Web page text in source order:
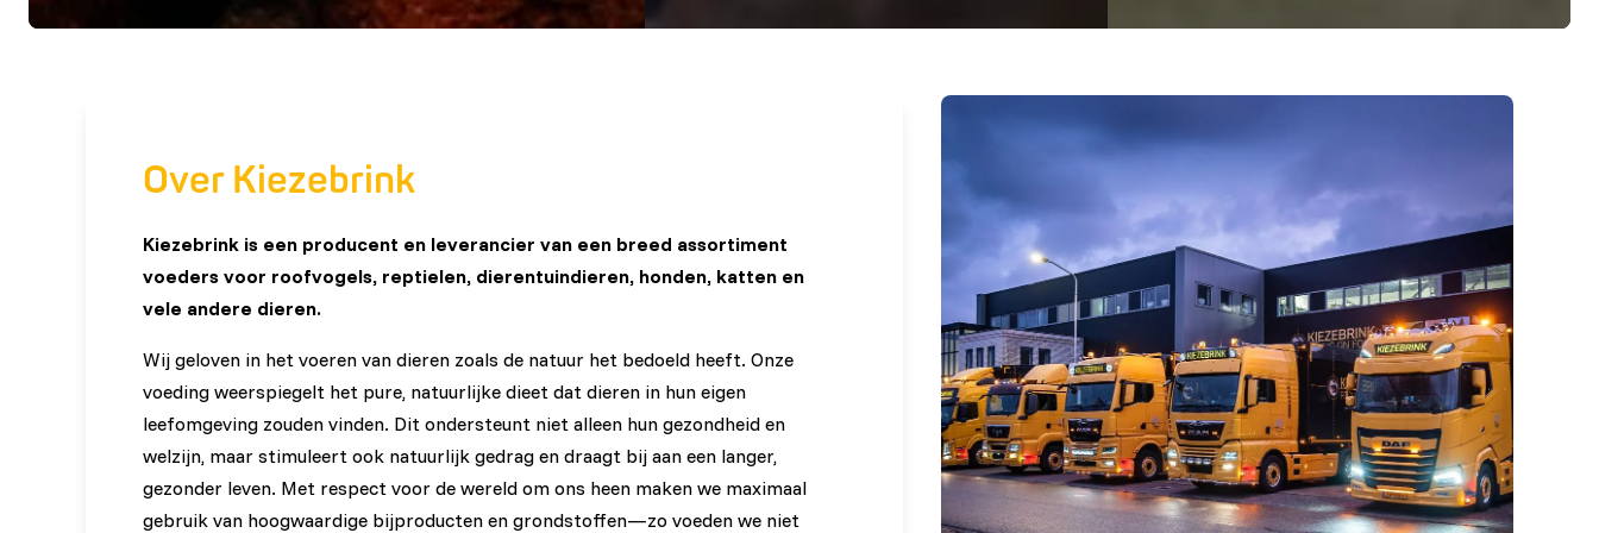
Over Kiezebrink
Kiezebrink is een producent en leverancier van een breed assortiment
voeders voor roofvogels, reptielen, dierentuindieren, honden, katten en
vele andere dieren.
Wij geloven in het voeren van dieren zoals de natuur het bedoeld heeft. Onze
voeding weerspiegelt het pure, natuurlijke dieet dat dieren in hun eigen
leefomgeving zouden vinden. Dit ondersteunt niet alleen hun gezondheid en
welzijn, maar stimuleert ook natuurlijk gedrag en draagt bij aan een langer,
gezonder leven. Met respect voor de wereld om ons heen maken we maximaal
gebruik van hoogwaardige bijproducten en grondstoffen—zo voeden we niet